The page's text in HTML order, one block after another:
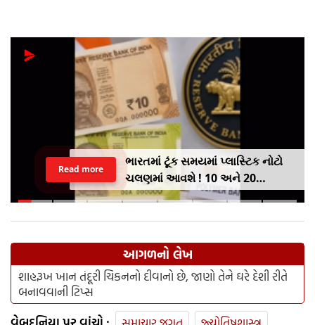
ભારતમાં ટૂંક સમયમાં પ્લાસ્ટિક નોટો
ચલણમાં આવશે ! 10 અને 20
રૂપિયાની નોટથી થશે શરૂઆત,
Read more
આગળનો લેખ
શાહરૂખ ખાન તંદૂરી ચિકનનો દીવાનો છે, જાણો તેને ઘરે દેશી રીતે
બનાવવાની ટિપ્સ